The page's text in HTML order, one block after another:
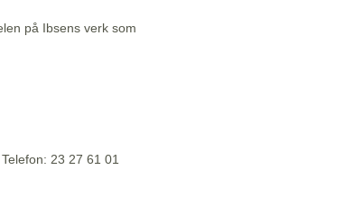
på Ibsens verk som
23 27 61 01